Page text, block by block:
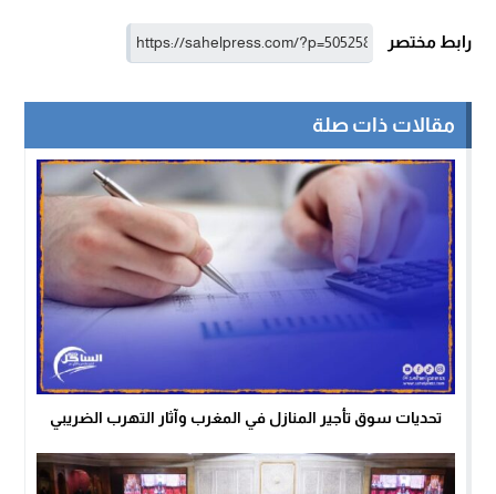
رابط مختصر
مقالات ذات صلة
تحديات سوق تأجير المنازل في المغرب وآثار التهرب الضريبي